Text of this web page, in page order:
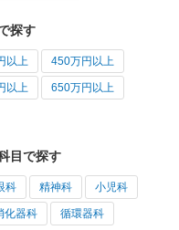
探す
以上 450万円以上
以上 650万円以上
目で探す
科 精神科 小児科
化器科 循環器科